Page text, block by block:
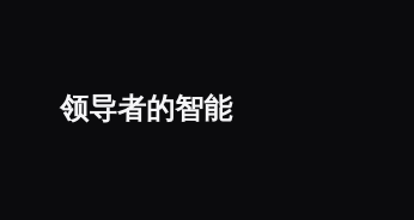
领导者的智能